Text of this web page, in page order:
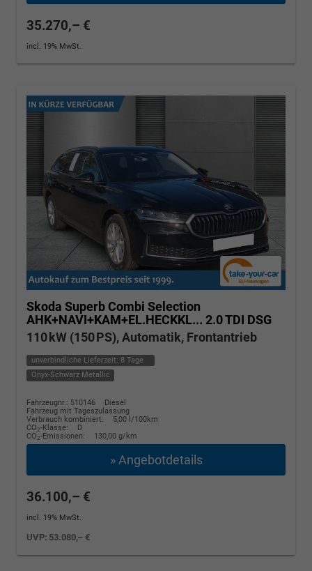
35.270,– €
incl. 19% MwSt.
Skoda Superb Combi Selection
AHK+NAVI+KAM+EL.HECKKL... 2.0 TDI DSG
110 kW (150 PS), Automatik, Frontantrieb
unverbindliche Lieferzeit: 8 Tage
Onyx-Schwarz Metallic
Fahrzeugnr.: 510146
Diesel
Fahrzeug mit Tageszulassung
Verbrauch kombiniert:
5,00 l/100km
CO2-Klasse:
D
CO2-Emissionen: 130,00 g/km
» Angebotdetails
36.100,– €
incl. 19% MwSt.
UVP: 53.080,– €